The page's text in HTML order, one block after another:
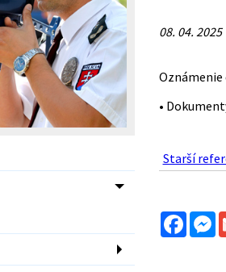
08. 04. 2025
•
Starší